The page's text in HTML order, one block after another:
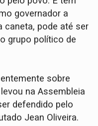
governador a
caneta, pode até ser
grupo político de
sobre
levou na Assembleia
defendido pelo
Jean Oliveira.